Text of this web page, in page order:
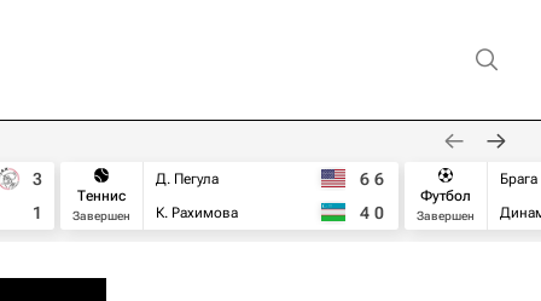
3
1
Теннис
Завершен
Д. Пегула
К. Рахимова
6 6
4 0
Футбол
Завершен
Брага